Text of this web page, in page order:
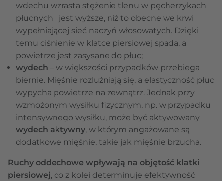
wdechu wzrasta stężenie tlenu w pęcherzykach
płucnych i jest wyższe, niż to obecne we krwi
wypełniającej sieć naczyń włosowatych. Dzięki
temu ciśnienie w klatce piersiowej spada, a
powietrze jest zasysane do płuc;
wydech – w większości przypadków przebiega
biernie. Mięśnie rozluźniają się, a elastyczność płuc
wypycha powietrze na zewnątrz. Jednak przy
wzmożonym wysiłku fizycznym, np. w przypadku
intensywnego wysiłku, może być aktywowany
wydech aktywny, w którym angażowane są
dodatkowe mięśnie, takie jak mięśnie brzucha.
Ruchy oddechowe wpływają na objętość klatki
piersiowej, co z kolei determinuje efektywność